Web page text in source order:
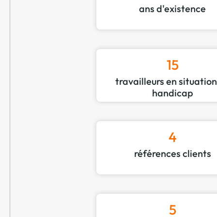
ans d'existence
15
travailleurs en
handicap
4
références clients
5